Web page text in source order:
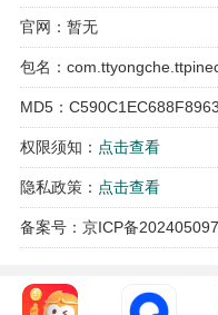
该软件支持实时定位功能
车辆，节省了等待时间，
松果出行拥有完善的用
行评价，促进服务质量的
平台定期推出各类优惠
行费用，降低出行成本。
软件优势
松果出行的覆盖范围广泛
官网：暂无
包名：
MD5：
权限须知： 点击查看
隐私政策： 点击查看
备案号：京ICP备